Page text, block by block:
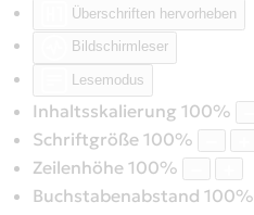
Überschriften hervorheben
Bildschirmleser
Lesemodus
Inhaltsskalierung 100%
Schriftgröße 100%
Zeilenhöhe 100%
Buchstabenabstand 100%